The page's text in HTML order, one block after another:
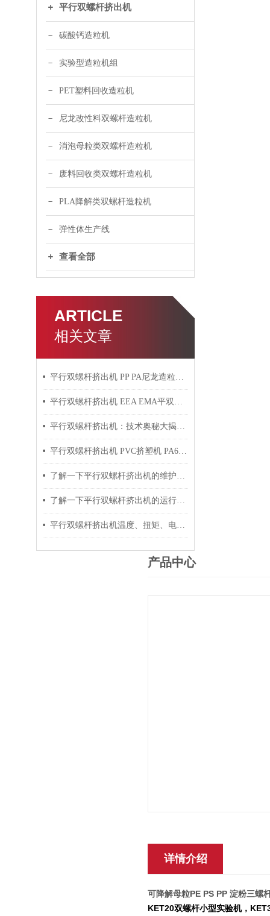
平行双螺杆挤出机
碳酸钙造粒机
实验型造粒机组
PET塑料回收造粒机
尼龙改性料双螺杆造粒机
消泡母粒类双螺杆造粒机
废料回收类双螺杆造粒机
PLA降解类双螺杆造粒机
弹性体生产线
查看全部
ARTICLE
相关文章
平行双螺杆挤出机 PP PA尼龙造粒机技术参数
平行双螺杆挤出机 EEA EMA平双挤出机 双螺杆挤出机技术参数
平行双螺杆挤出机：技术奥秘大揭秘！
平行双螺杆挤出机 PVC挤塑机 PA6+玻纤挤出造粒机技术参数
了解一下平行双螺杆挤出机的维护保养方法吧
了解一下平行双螺杆挤出机的运行过程吧
平行双螺杆挤出机温度、扭矩、电流控制要点
产品中心
详情介绍
可降解母粒PE PS PP 淀粉三螺
KET20双螺杆小型实验机，